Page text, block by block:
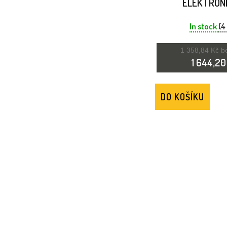
PLUS -
In stock
1 358,84 Kč
1
DO KOŠÍKU